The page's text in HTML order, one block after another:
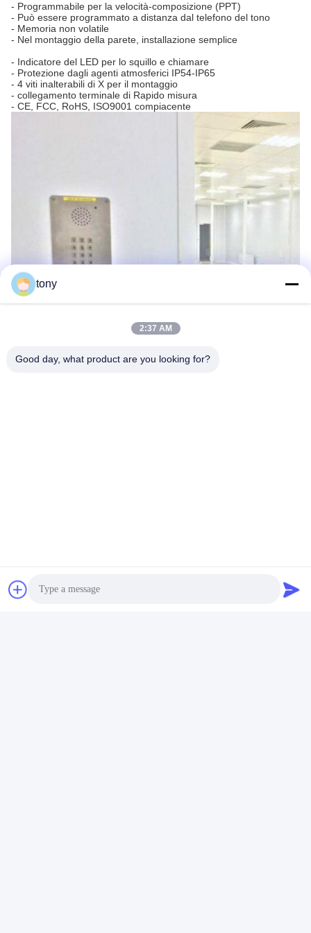
- Programmabile per la velocità-composizione (PPT)
- Può essere programmato a distanza dal telefono del tono
- Memoria non volatile
- Nel montaggio della parete, installazione semplice
- Indicatore del LED per lo squillo e chiamare
- Protezione dagli agenti atmosferici IP54-IP65
- 4 viti inalterabili di X per il montaggio
- collegamento terminale di Rapido misura
- CE, FCC, RoHS, ISO9001 compiacente
tony
2:37 AM
Good day, what product are you looking for?